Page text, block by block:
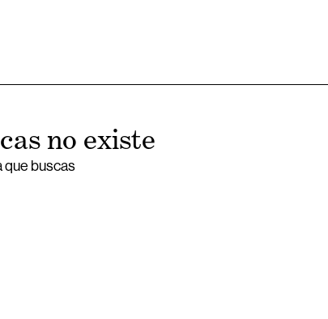
no existe
que buscas